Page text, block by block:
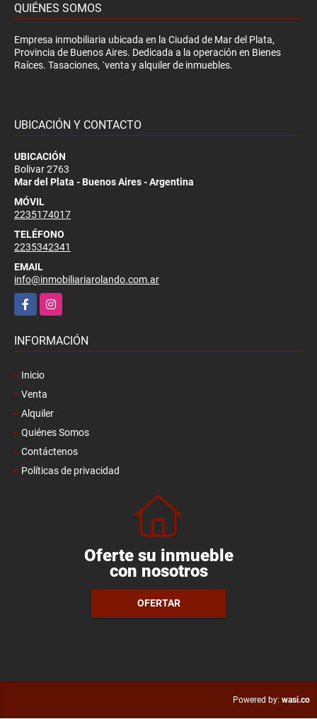
QUIÉNES SOMOS
Empresa inmobiliaria ubicada en la Ciudad de Mar del Plata,
Provincia de Buenos Aires. Dedicada a la operación en Bienes
Raíces. Tasaciones, ´venta y alquiler de inmuebles.
UBICACIÓN Y CONTACTO
UBICACIÓN
Bolivar 2763
Mar del Plata - Buenos Aires - Argentina
MÓVIL
2235174017
TELÉFONO
2235342341
EMAIL
info@inmobiliariarolando.com.ar
FacebookInstagram
INFORMACIÓN
Inicio
Venta
Alquiler
Quiénes Somos
Contáctenos
Políticas de privacidad
Oferte su inmueble
con nosotros
OFERTAR
Powered by: wasi.co